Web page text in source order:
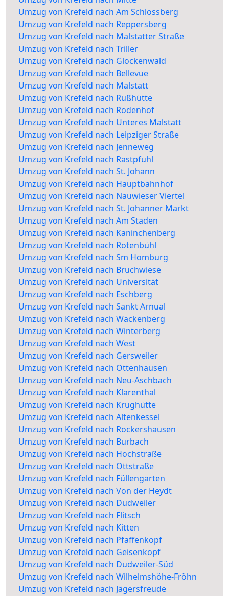
Umzug von Krefeld nach Am Schlossberg
Umzug von Krefeld nach Reppersberg
Umzug von Krefeld nach Malstatter Straße
Umzug von Krefeld nach Triller
Umzug von Krefeld nach Glockenwald
Umzug von Krefeld nach Bellevue
Umzug von Krefeld nach Malstatt
Umzug von Krefeld nach Rußhütte
Umzug von Krefeld nach Rodenhof
Umzug von Krefeld nach Unteres Malstatt
Umzug von Krefeld nach Leipziger Straße
Umzug von Krefeld nach Jenneweg
Umzug von Krefeld nach Rastpfuhl
Umzug von Krefeld nach St. Johann
Umzug von Krefeld nach Hauptbahnhof
Umzug von Krefeld nach Nauwieser Viertel
Umzug von Krefeld nach St. Johanner Markt
Umzug von Krefeld nach Am Staden
Umzug von Krefeld nach Kaninchenberg
Umzug von Krefeld nach Rotenbühl
Umzug von Krefeld nach Sm Homburg
Umzug von Krefeld nach Bruchwiese
Umzug von Krefeld nach Universität
Umzug von Krefeld nach Eschberg
Umzug von Krefeld nach Sankt Arnual
Umzug von Krefeld nach Wackenberg
Umzug von Krefeld nach Winterberg
Umzug von Krefeld nach West
Umzug von Krefeld nach Gersweiler
Umzug von Krefeld nach Ottenhausen
Umzug von Krefeld nach Neu-Aschbach
Umzug von Krefeld nach Klarenthal
Umzug von Krefeld nach Krughütte
Umzug von Krefeld nach Altenkessel
Umzug von Krefeld nach Rockershausen
Umzug von Krefeld nach Burbach
Umzug von Krefeld nach Hochstraße
Umzug von Krefeld nach Ottstraße
Umzug von Krefeld nach Füllengarten
Umzug von Krefeld nach Von der Heydt
Umzug von Krefeld nach Dudweiler
Umzug von Krefeld nach Flitsch
Umzug von Krefeld nach Kitten
Umzug von Krefeld nach Pfaffenkopf
Umzug von Krefeld nach Geisenkopf
Umzug von Krefeld nach Dudweiler-Süd
Umzug von Krefeld nach Wilhelmshöhe-Fröhn
Umzug von Krefeld nach Jägersfreude